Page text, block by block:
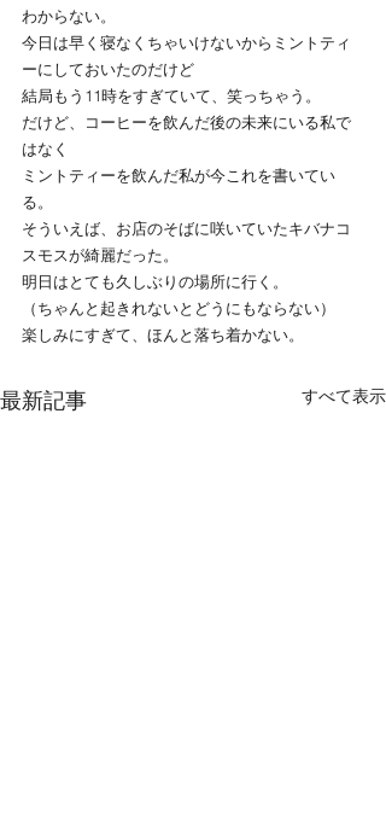
わからない。
今日は早く寝なくちゃいけないからミントティ
ーにしておいたのだけど
結局もう11時をすぎていて、笑っちゃう。
だけど、コーヒーを飲んだ後の未来にいる私で
はなく
ミントティーを飲んだ私が今これを書いてい
る。
そういえば、お店のそばに咲いていたキバナコ
スモスが綺麗だった。
明日はとても久しぶりの場所に行く。
（ちゃんと起きれないとどうにもならない）
楽しみにすぎて、ほんと落ち着かない。
最新記事 すべて表示